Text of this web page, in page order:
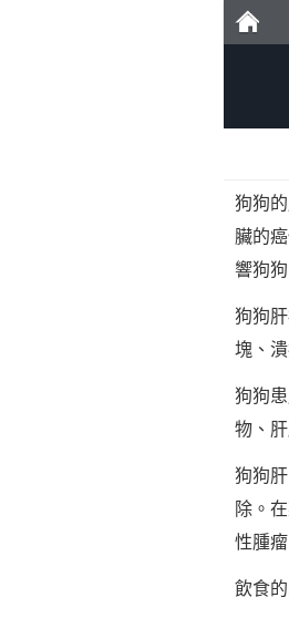
勵
狗狗
臟的
響狗
狗狗
塊、
狗狗
物、
狗狗
除。
性腫
飲食